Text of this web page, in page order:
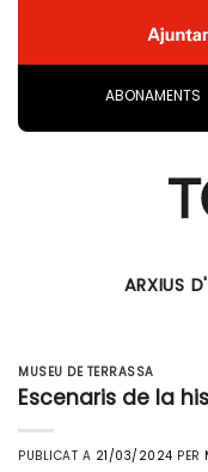
content
ABONAMENTS
ARXIUS
MUSEU DE TERRASSA
Escenaris de la
PUBLICAT A 21/03/2024 PER